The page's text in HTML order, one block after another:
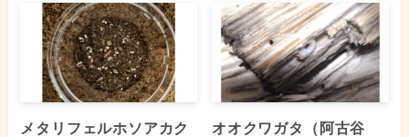
メタリフェルホソアカク
オオクワガタ（阿古谷